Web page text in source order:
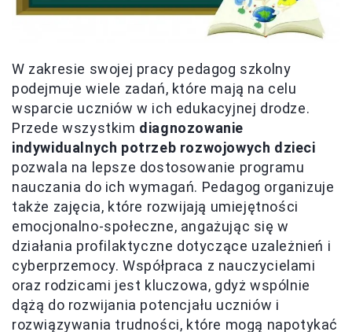
W zakresie swojej pracy pedagog szkolny
podejmuje wiele zadań, które mają na celu
wsparcie uczniów w ich edukacyjnej drodze.
Przede wszystkim diagnozowanie
indywidualnych potrzeb rozwojowych dzieci
pozwala na lepsze dostosowanie programu
nauczania do ich wymagań. Pedagog organizuje
także zajęcia, które rozwijają umiejętności
emocjonalno-społeczne, angażując się w
działania profilaktyczne dotyczące uzależnień i
cyberprzemocy. Współpraca z nauczycielami
oraz rodzicami jest kluczowa, gdyż wspólnie
dążą do rozwijania potencjału uczniów i
rozwiązywania trudności, które mogą napotykać